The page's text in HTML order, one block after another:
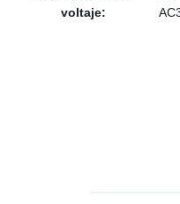
voltaje: